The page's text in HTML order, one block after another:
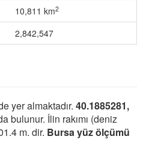
10,811 km2
2,842,547
yer almaktadır. 40.1885281,
bulunur. İlin rakımı (deniz
m. dir. Bursa yüz ölçümü